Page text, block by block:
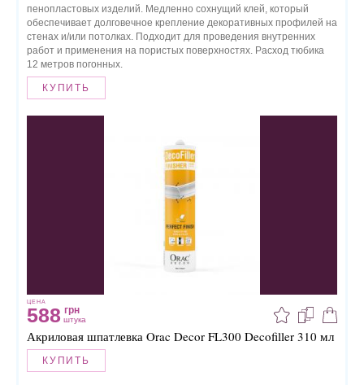
пенопластовых изделий. Медленно сохнущий клей, который
обеспечивает долговечное крепление декоративных профилей на
стенах и/или потолках. Подходит для проведения внутренних
работ и применения на пористых поверхностях. Расход тюбика
12 метров погонных.
КУПИТЬ
ЦЕНА
588 грн
штука
Акриловая шпатлевка Orac Decor FL300 Decofiller 310 мл
КУПИТЬ